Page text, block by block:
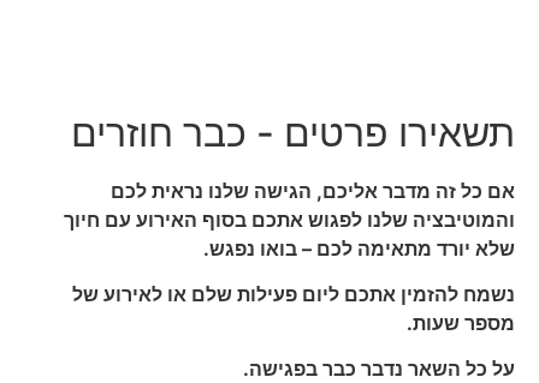
תשאירו פרטים - כבר חוזרים
אם כל זה מדבר אליכם, הגישה שלנו נראית לכם
והמוטיבציה שלנו לפגוש אתכם בסוף האירוע עם חיוך
שלא יורד מתאימה לכם – בואו נפגש.
נשמח להזמין אתכם ליום פעילות שלם או לאירוע של
מספר שעות.
על כל השאר נדבר כבר בפגישה.